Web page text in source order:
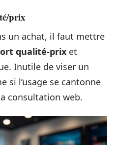
prix
un achat, il faut mettre
qualité-prix et
Inutile de viser un
si l’usage se cantonne
consultation web.